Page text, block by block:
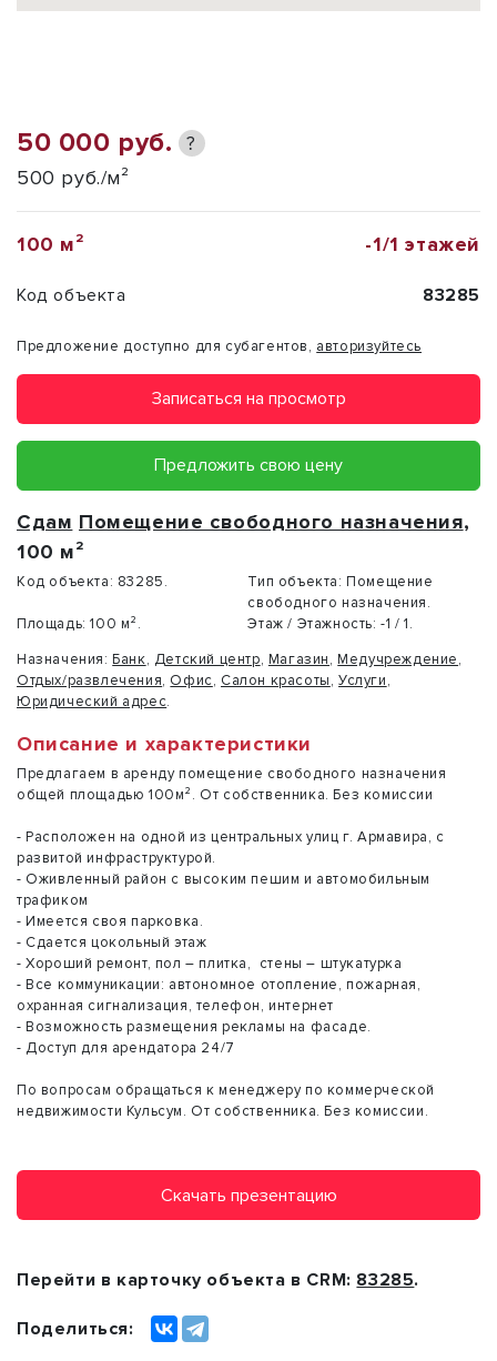
50 000 руб. ?
500 руб./м²
100 м² -1/1 этажей
Код объекта 83285
Предложение доступно для субагентов, авторизуйтесь
Записаться на просмотр
Предложить свою цену
Сдам Помещение свободного назначения,
100 м²
Код объекта: 83285. Тип объекта: Помещение
свободного назначения.
Площадь: 100 м². Этаж / Этажность: -1 / 1.
Назначения: Банк, Детский центр, Магазин, Медучреждение,
Отдых/развлечения, Офис, Салон красоты,Услуги,
Юридический адрес.
Описание и характеристики
Предлагаем в аренду помещение свободного назначения
общей площадью 100м². От собственника. Без комиссии
- Расположен на одной из центральных улиц г. Армавира, с
развитой инфраструктурой.
- Оживленный район с высоким пешим и автомобильным
трафиком
- Имеется своя парковка.
- Сдается цокольный этаж
- Хороший ремонт, пол – плитка, стены – штукатурка
- Все коммуникации: автономное отопление, пожарная,
охранная сигнализация, телефон, интернет
- Возможность размещения рекламы на фасаде.
- Доступ для арендатора 24/7
По вопросам обращаться к менеджеру по коммерческой
недвижимости Кульсум. От собственника. Без комиссии.
Скачать презентацию
Перейти в карточку объекта в CRM: 83285.
Поделиться: